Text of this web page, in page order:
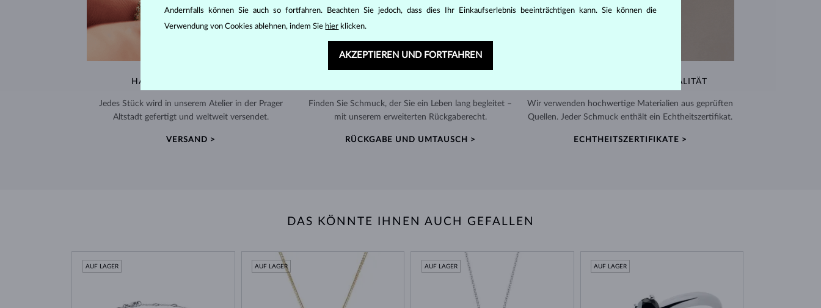
HANDGEFERTIGT IN PRAG
Jedes Stück wird in unserem Atelier in der Prager
Altstadt gefertigt und weltweit versendet.
VERSAND >
Finden Sie Schmuck, der Sie ein Leben lang begleitet –
mit unserem erweiterten Rückgaberecht.
RÜCKGABE UND UMTAUSCH >
AUSSERGEWÖHNLICHE QUALITÄT
Wir verwenden hochwertige Materialien aus geprüften
Quellen. Jeder Schmuck enthält ein Echtheitszertifikat.
ECHTHEITSZERTIFIKATE >
DAS KÖNNTE IHNEN AUCH GEFALLEN
AUF LAGER AUF LAGER AUF LAGER AUF LAGER
Andernfalls können Sie auch so fortfahren. Beachten Sie jedoch, dass dies Ihr Einkaufserlebnis beeinträchtigen kann. Sie können die
Verwendung von Cookies ablehnen, indem Sie hier klicken.
AKZEPTIEREN UND FORTFAHREN